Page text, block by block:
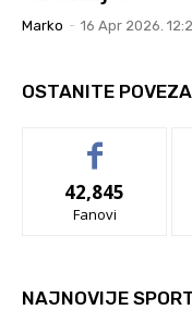
Marko - 16 Apr 2026.
OSTANITE
42,845
Fanovi
NAJNOVIJE